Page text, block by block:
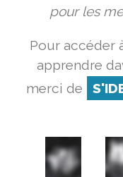
pour les
Pour accéder
apprendre
merci de